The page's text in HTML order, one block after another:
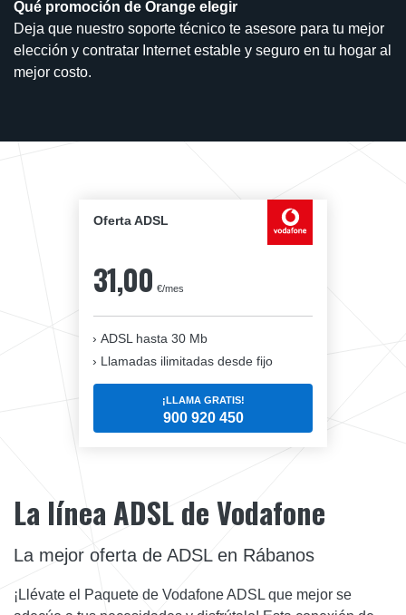
Qué promoción de Orange elegir
Deja que nuestro soporte técnico te asesore para tu mejor
elección y contratar Internet estable y seguro en tu hogar al
mejor costo.
Oferta ADSL
31,00 €/mes
ADSL hasta 30 Mb
Llamadas ilimitadas desde fijo
¡LLAMA GRATIS!
900 920 450
La línea ADSL de Vodafone
La mejor oferta de ADSL en Rábanos
¡Llévate el Paquete de Vodafone ADSL que mejor se